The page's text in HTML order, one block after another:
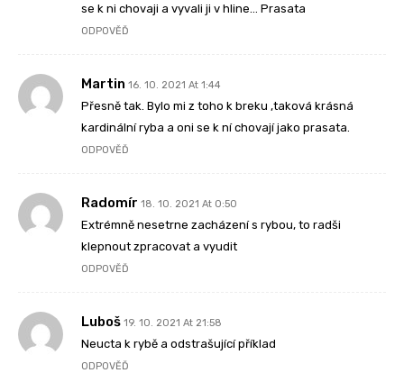
se k ni chovaji a vyvali ji v hline… Prasata
ODPOVĚĎ
Martin 16. 10. 2021 At 1:44
Přesně tak. Bylo mi z toho k breku ,taková krásná
kardinální ryba a oni se k ní chovají jako prasata.
ODPOVĚĎ
Radomír 18. 10. 2021 At 0:50
Extrémně nesetrne zacházení s rybou, to radši
klepnout zpracovat a vyudit
ODPOVĚĎ
Luboš 19. 10. 2021 At 21:58
Neucta k rybě a odstrašující příklad
ODPOVĚĎ